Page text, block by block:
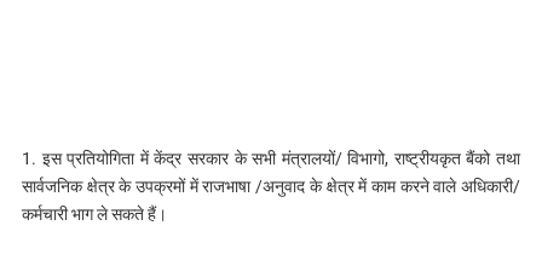
1. इस प्रतियोगिता में केंद्र सरकार के सभी मंत्रालयों/ विभागो, राष्ट्रीयकृत बैंको तथा
सार्वजनिक क्षेत्र के उपक्रमों में राजभाषा /अनुवाद के क्षेत्र में काम करने वाले अधिकारी/
कर्मचारी भाग ले सकते हैं।